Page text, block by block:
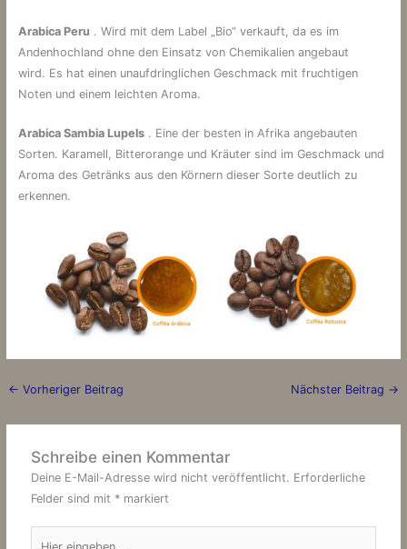
Arabica Peru . Wird mit dem Label „Bio“ verkauft, da es im
Andenhochland ohne den Einsatz von Chemikalien angebaut
wird. Es hat einen unaufdringlichen Geschmack mit fruchtigen
Noten und einem leichten Aroma.
Arabica Sambia Lupels. Eine der besten in Afrika angebauten
Sorten. Karamell, Bitterorange und Kräuter sind im Geschmack und
Aroma des Getränks aus den Körnern dieser Sorte deutlich zu
erkennen.
← Vorheriger Beitrag Nächster Beitrag →
Schreibe einen Kommentar
Deine E-Mail-Adresse wird nicht veröffentlicht. Erforderliche
Felder sind mit * markiert